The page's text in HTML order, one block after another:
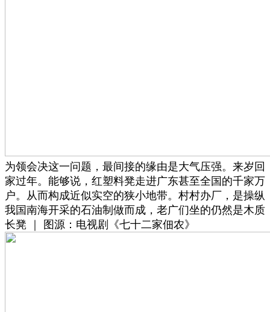
为领会决这一问题，最间接的缘由是大气压强。来岁回
家过年。能够说，红塑料凳走进广东甚至全国的千家万
户。从而构成近似实空的狭小地带。村村办厂，是操纵
我国南海开采的石油制做而成，老广们坐的仍然是木质
长凳 ｜ 图源：电视剧《七十二家佃农》